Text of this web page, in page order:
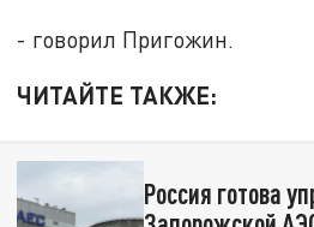
- говорил Пригожин.
ЧИТАЙТЕ ТАКЖЕ:
Россия готова